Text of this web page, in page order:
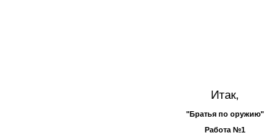
Итак,
"Братья по оружию"
Работа №1